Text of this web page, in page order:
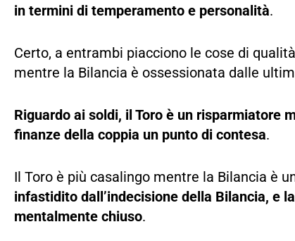
in termini di temperamento e personalità.
Certo, a entrambi piacciono le cose di
mentre la Bilancia è ossessionata dalle
Riguardo ai soldi, il Toro è un risparmiatore
finanze della coppia un punto di contesa.
Il Toro è più casalingo mentre la Bilancia è
infastidito dall’indecisione della Bilancia, e
mentalmente chiuso.